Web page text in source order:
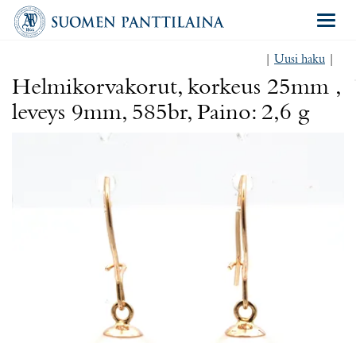
Uusi haku
Helmikorvakorut, korkeus 25mm ,
leveys 9mm, 585br, Paino: 2,6 g